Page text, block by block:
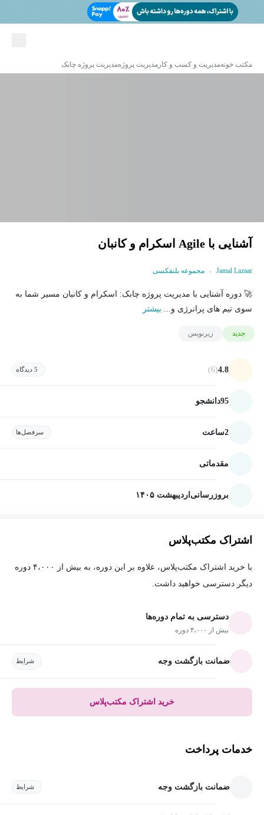
مکتب خونهمدیریت و کسب و کار مدیریت پروژهمدیریت پروژه چابک
آشنایی با Agile اسکرام و کانبان
Jamal Lazaar مجموعه بلنفکسی
🚀 دوره آشنایی با مدیریت پروژه چابک: اسکرام و کانبان مسیر شما به
سوی تیم های پرانرژی و... بیشتر
جدید زیرنویس
4.8
(6) 5 دیدگاه
95دانشجو
2ساعت سرفصل‌ها
مقدماتی
بروزرسانی اردیبهشت ۱۴۰۵
اشتراک مکتب‌پلاس
با خرید اشتراک مکتب‌پلاس، علاوه بر این دوره، به بیش از ۴،۰۰۰ دوره
دیگر دسترسی خواهید داشت.
دسترسی به تمام دوره‌ها
بیش از ۴،۰۰۰ دوره
ضمانت بازگشت وجه شرایط
خرید اشتراک مکتب‌پلاس
خدمات پرداخت
ضمانت بازگشت وجه شرایط